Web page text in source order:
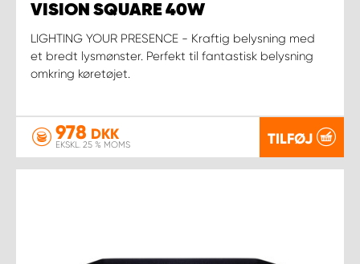
VISION SQUARE 40W
LIGHTING YOUR PRESENCE - Kraftig belysning med
et bredt lysmønster. Perfekt til fantastisk belysning
omkring køretøjet.
978 DKK
EKSKL. 25 % MOMS TILFØJ